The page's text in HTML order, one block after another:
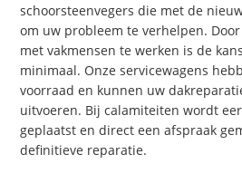
schoorsteenvegers die met de
om uw probleem te verhelpen.
met vakmensen te werken is de
minimaal. Onze servicewagens
voorraad en kunnen uw
uitvoeren. Bij calamiteiten wordt
geplaatst en direct een afspraak
definitieve reparatie.